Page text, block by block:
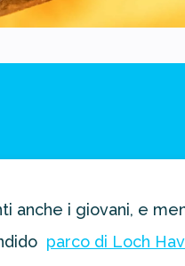
anche i giovani, e
parco di Loch